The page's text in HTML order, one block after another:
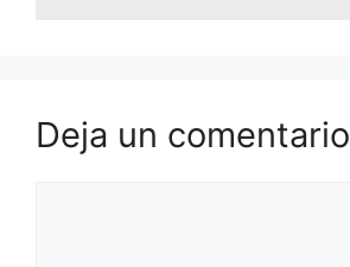
Deja un comentario